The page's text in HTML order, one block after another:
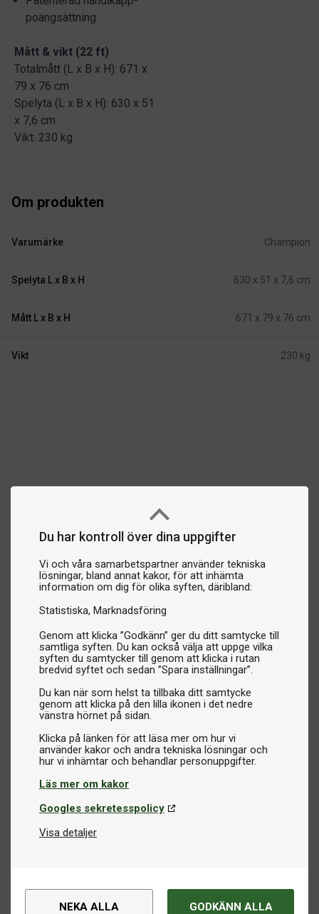
Du har kontroll över dina uppgifter
Vi och våra samarbetspartner använder tekniska
lösningar, bland annat kakor, för att inhämta
information om dig för olika syften, däribland:
Statistiska Marknadsföring
Genom att klicka ”Godkänn” ger du ditt samtycke till
samtliga syften. Du kan också välja att uppge vilka
syften du samtycker till genom att klicka i rutan
bredvid syftet och sedan ”Spara inställningar”.
Du kan när som helst ta tillbaka ditt samtycke
genom att klicka på den lilla ikonen i det nedre
vänstra hörnet på sidan.
Klicka på länken för att läsa mer om hur vi
använder kakor och andra tekniska lösningar och
Läs mer om kakor
Googles sekretesspolicy
Visa detaljer
NEKA ALLA GODKÄNN ALLA
poängsättning
Mått & vikt (22 ft)
Totalmått (L x B x H): 671 x
79 x 76 cm
Spelyta (L x B x H): 630 x 51
x 7,6 cm
Vikt: 230 kg
Om produkten
Varumärke Champion
Spelyta L x B x H 630 x 51 x 7,6 cm
Mått L x B x H 671 x 79 x 76 cm
Vikt 230 kg